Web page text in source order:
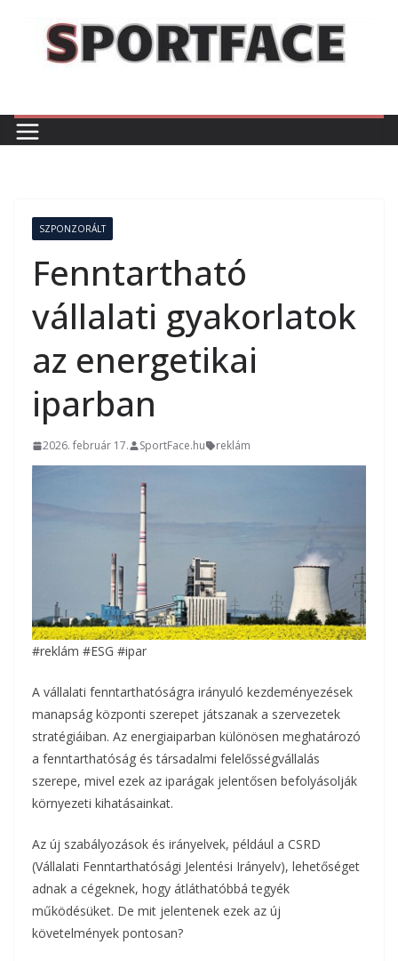
content
SZPONZORÁLT
Fenntartható
vállalati gyakorlatok
az energetikai
iparban
2026. február 17. SportFace.hu reklám
#reklám #ESG #ipar
A vállalati fenntarthatóságra irányuló kezdeményezések
manapság központi szerepet játszanak a szervezetek
stratégiáiban. Az energiaiparban különösen meghatározó
a fenntarthatóság és társadalmi felelősségvállalás
szerepe, mivel ezek az iparágak jelentősen befolyásolják
környezeti kihatásainkat.
Az új szabályozások és irányelvek, például a CSRD
(Vállalati Fenntarthatósági Jelentési Irányelv), lehetőséget
adnak a cégeknek, hogy átláthatóbbá tegyék
működésüket. De mit jelentenek ezek az új
követelmények pontosan?